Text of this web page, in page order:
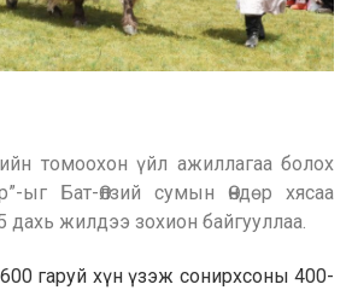
томоохон үйл ажиллагаа болох
ыг Бат-Өлзий сумын Өндөр хясаа
дахь жилдээ зохион байгууллаа.
гаруй хүн үзэж сонирхсоны 400-